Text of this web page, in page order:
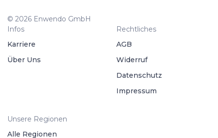
© 2026 Enwendo GmbH
Infos
Karriere
Über Uns
Rechtliches
AGB
Widerruf
Datenschutz
Impressum
Unsere Regionen
Alle Regionen